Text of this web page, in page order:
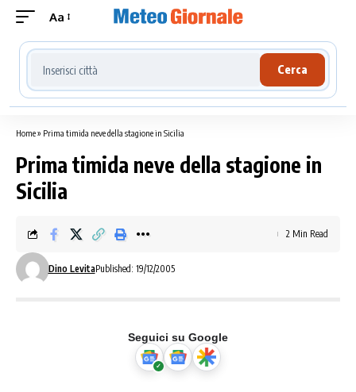
Aa
Cerca località meteo
Cerca
Home» Prima timida neve della stagione in Sicilia
Prima timida neve della stagione in
Sicilia
Dino LevitaPublished: 19/12/2005
2 Min Read
Seguici su Google